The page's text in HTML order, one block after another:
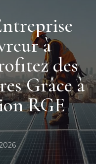
à
des
Grâce à
RGE